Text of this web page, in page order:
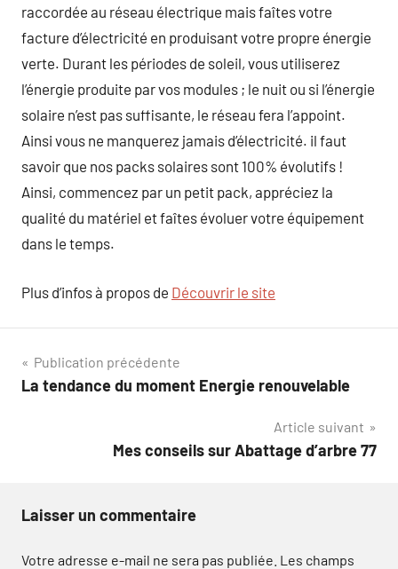
raccordée au réseau électrique mais faîtes votre
facture d’électricité en produisant votre propre énergie
verte. Durant les périodes de soleil, vous utiliserez
l’énergie produite par vos modules ; le nuit ou si l’énergie
solaire n’est pas suffisante, le réseau fera l’appoint.
Ainsi vous ne manquerez jamais d’électricité. il faut
savoir que nos packs solaires sont 100% évolutifs !
Ainsi, commencez par un petit pack, appréciez la
qualité du matériel et faîtes évoluer votre équipement
dans le temps.
Plus d’infos à propos de Découvrir le site
Navigation
de
Publication précédente
La tendance du moment Energie renouvelable
Article suivant
Mes conseils sur Abattage d’arbre 77
Laisser un commentaire
Votre adresse e-mail ne sera pas publiée. Les champs